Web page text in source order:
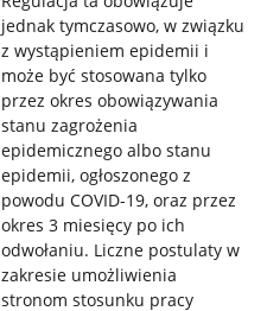
jednak tymczasowo, w związku
z wystąpieniem epidemii i
może być stosowana tylko
przez okres obowiązywania
stanu zagrożenia
epidemicznego albo stanu
epidemii, ogłoszonego z
powodu COVID-19, oraz przez
okres 3 miesięcy po ich
odwołaniu. Liczne postulaty w
zakresie umożliwienia
stronom stosunku pracy